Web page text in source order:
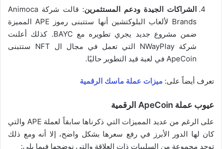
الشراكات الجيدة ودعم المستثمرين
: قالت شركة Animoca
Brands لألعاب البلوكتشين أنها ستتبنى رموز APE المميزة
ضمن مشروع جديد يجري تطويره مع BAYC. كذلك أعلنت
شركة NWayPlay التي تعمل في مجال ال NFT ستتبنى
ApeCoin في لعبة قيد التطوير حاليًا.
تعرف أيضاً على: ميزات عملة ماسك الرقمية
عيوب عملة ApeCoin الرقمية
على الرغم من عديد المميزات التي ذكرناها سابقاً لعملة APE والتي
كان لها الدور الأبرز في رفع سعرها بشكل واضح، إلا أنه ومع ذلك
توجد مجموعة من السلبيات ذات العلاقة والتي نوضحها فيما يلي: